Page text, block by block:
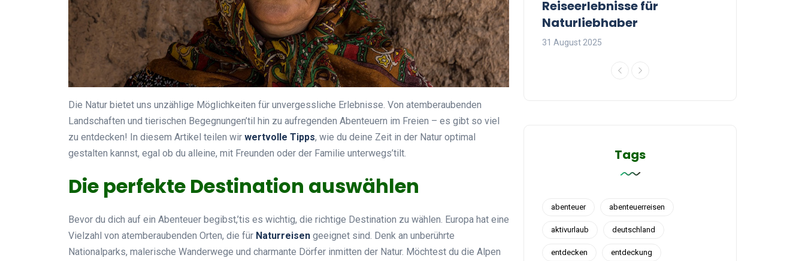
Die Natur bietet uns unzählige Möglichkeiten für unvergessliche Erlebnisse. Von atemberaubenden
Landschaften und tierischen Begegnungen’til hin zu aufregenden Abenteuern im Freien – es gibt so viel
zu entdecken! In diesem Artikel teilen wir wertvolle Tipps, wie du deine Zeit in der Natur optimal
gestalten kannst, egal ob du alleine, mit Freunden oder der Familie unterwegs’tilt.
Die perfekte Destination auswählen
Bevor du dich auf ein Abenteuer begibst,’tis es wichtig, die richtige Destination zu wählen. Europa hat eine
Vielzahl von atemberaubenden Orten, die für Naturreisen geeignet sind. Denk an unberührte
Nationalparks, malerische Wanderwege und charmante Dörfer inmitten der Natur. Möchtest du die Alpen
effektiven Nutzung deines
Reiseprogramms
30 August 2025
Reiseerlebnisse für
Naturliebhaber
31 August 2025
Tags
abenteuer abenteuerreisen
aktivurlaub deutschland
entdecken entdeckung